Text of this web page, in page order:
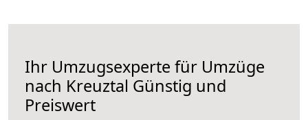
Ihr Umzugsexperte für Umzüge
nach Kreuztal Günstig und
Preiswert